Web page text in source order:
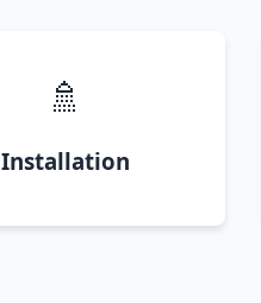
🚿
Installation